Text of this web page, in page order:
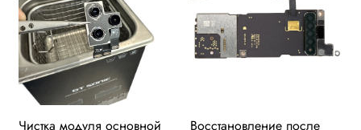
Чистка модуля основной Восстановление после